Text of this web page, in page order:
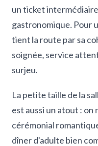
un ticket
gastronomique. Pour
tient la route par sa
soignée, service
surjeu.
La petite taille de la
est aussi un atout : on
cérémonial
dîner d'adulte bien